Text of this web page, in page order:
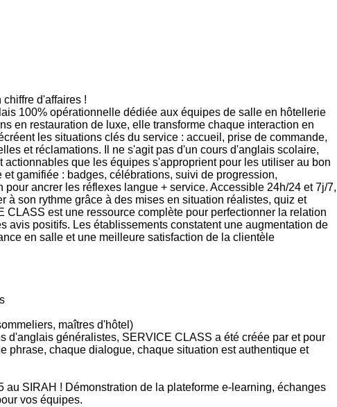
d'affaires !
100% opérationnelle dédiée aux équipes de salle en hôtellerie
en restauration de luxe, elle transforme chaque interaction en
les situations clés du service : accueil, prise de commande,
et réclamations. Il ne s'agit pas d'un cours d'anglais scolaire,
que les équipes s'approprient pour les utiliser au bon
gamifiée : badges, célébrations, suivi de progression,
ancrer les réflexes langue + service. Accessible 24h/24 et 7j/7,
à son rythme grâce à des mises en situation réalistes, quiz et
est une ressource complète pour perfectionner la relation
avis positifs. Les établissements constatent une augmentation de
en salle et une meilleure satisfaction de la clientèle
maîtres d'hôtel)
d'anglais généralistes, SERVICE CLASS a été créée par et pour
phrase, chaque dialogue, chaque situation est authentique et
SIRAH ! Démonstration de la plateforme e-learning, échanges
vos équipes.